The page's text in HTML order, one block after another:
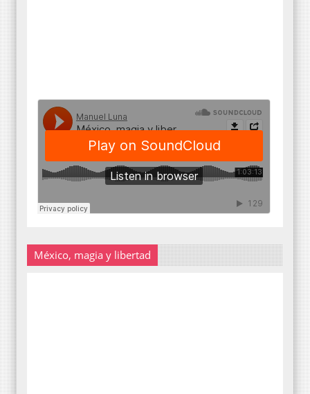
México, magia y libertad